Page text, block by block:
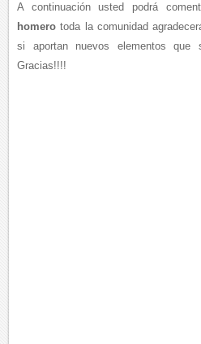
A continuación usted podrá
homero toda la comunidad
si aportan nuevos elementos que
Gracias!!!!